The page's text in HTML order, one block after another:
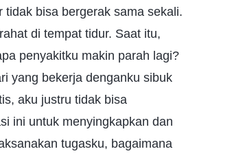
bisa bergerak sama sekali.
di tempat tidur. Saat itu,
penyakitku makin parah lagi?
yang bekerja denganku sibuk
aku justru tidak bisa
ini untuk menyingkapkan dan
tugasku, bagaimana